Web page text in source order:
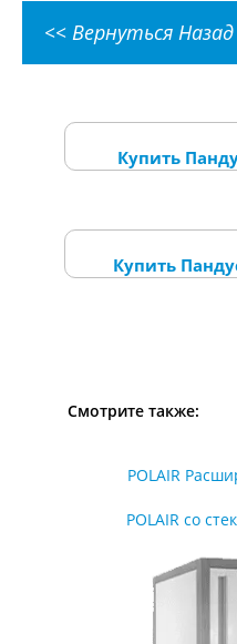
<< Вернуться Назад
Купить
Купить
Смотрите также:
POLAIR
POLAIR со